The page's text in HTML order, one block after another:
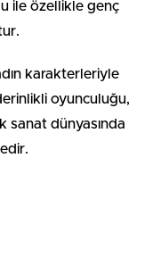
ile özellikle genç
karakterleriyle
oyunculuğu,
sanat dünyasında